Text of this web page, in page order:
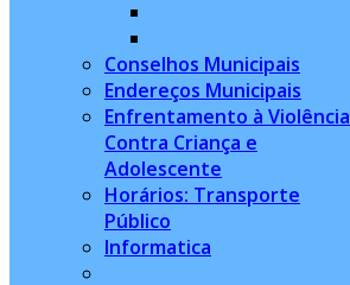
Conselhos Municipais
Endereços Municipais
Enfrentamento à Violência
Contra Criança e
Adolescente
Horários: Transporte
Público
Informatica